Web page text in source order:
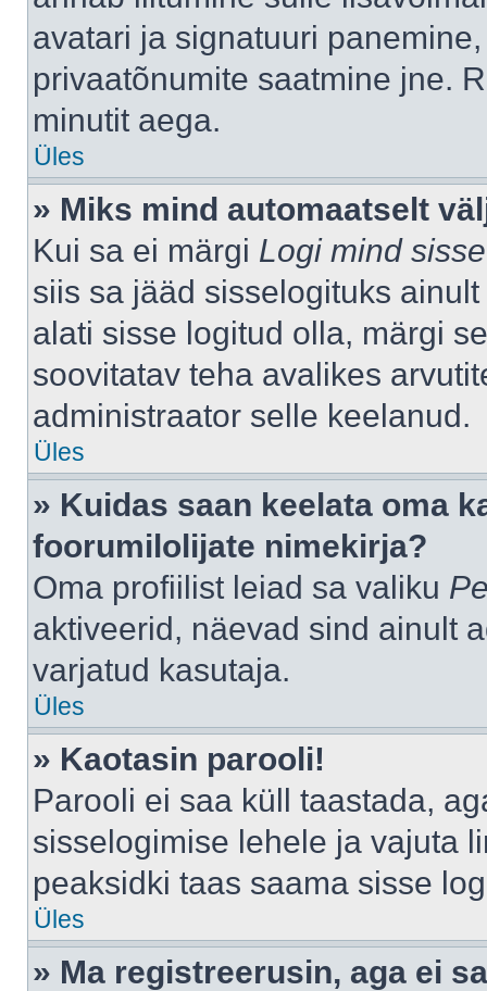
avatari ja signatuuri
privaatõnumite saatmine jne.
minutit aega.
Üles
» Miks mind automaatselt
Kui sa ei märgi Logi mind
siis sa jääd sisselogituks
alati sisse logitud olla, märgi
soovitatav teha avalikes
administraator selle keelanud.
Üles
» Kuidas saan keelata oma
foorumilolijate nimekirja?
Oma profiilist leiad sa valiku
aktiveerid, näevad sind ainult
varjatud kasutaja.
Üles
» Kaotasin parooli!
Parooli ei saa küll taastada,
sisselogimise lehele ja vajuta
peaksidki taas saama sisse
Üles
» Ma registreerusin, aga ei